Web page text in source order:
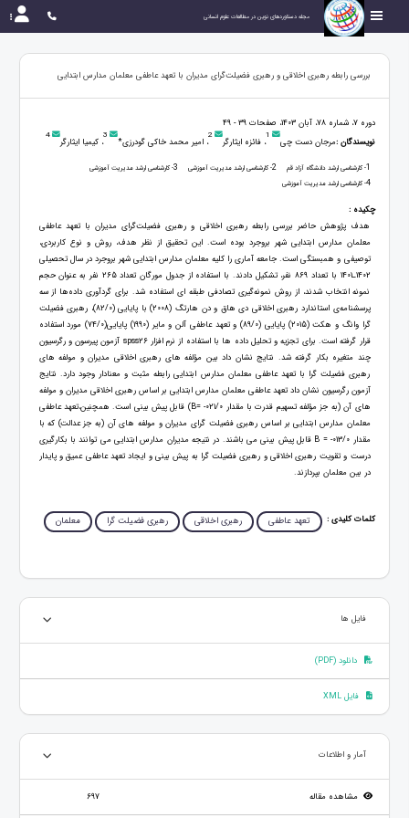
مجله دستاوردهای نوین در مطالعات علوم انسانی
بررسی رابطه رهبری اخلاقی و رهبری فضیلت‌گرای مدیران با تعهد عاطفی معلمان مدارس ابتدایی
دوره 7، شماره 78، آبان 1403، صفحات 39 - 49
نویسندگان :مرجان دست چی 1، فائزه ایثارگر 2، امیر محمد خاکی گودرزی* 3، کیمیا ایثارگر 4
1- کارشناسی ارشد دانشگاه آزاد قم 2- کارشناسی ارشد مدیریت آموزشی 3- کارشناسی ارشد مدیریت آموزشی
4- کارشناسی ارشد مدیریت آموزشی
چکیده :
هدف پژوهش حاضر بررسی رابطه رهبری اخلاقی و رهبری فضیلت‌گرای مدیران با تعهد عاطفی
معلمان مدارس ابتدایی شهر بروجرد بوده است. این تحقیق از نظر هدف، روش و نوع کاربردی،
توصیفی و همبستگی است. جامعه آماری را کلیه معلمان مدارس ابتدایی شهر بروجرد در سال تحصیلی
1402ـ1401 با تعداد 869 نفر، تشکیل دادند. با استفاده از جدول مورگان تعداد 265 نفر به عنوان حجم
نمونه انتخاب شدند، از روش نمونه‌گیری تصادفی طبقه ای استفاده شد. برای گردآوری داده‌ها از سه
پرسشنامه‌ی استاندارد رهبری اخلاقی دی هاق و دن هارتگ (2008) با پایایی (82/0)، رهبری فضیلت
گرا وانگ و هکت (2015) پایایی (89/0) و تعهد عاطفی آلن و مایر (1990) پایایی(74/0) مورد استفاده
قرار گرفته است. برای تجزیه و تحلیل داده ها با استفاده از نرم افزار spss26 آزمون پیرسون و رگرسیون
چند متغیره بکار گرفته شد. نتایج نشان داد بین مؤلفه های رهبری اخلاقی مدیران و مولفه های
رهبری فضیلت گرا با تعهد عاطفی معلمان مدارس ابتدایی رابطه مثبت و معنادار وجود دارد. نتایج
آزمون رگرسیون نشان داد تعهد عاطفی معلمان مدارس ابتدایی بر اساس رهبری اخلاقی مدیران و مولفه
های آن (به جز مؤلفه تسهیم قدرت با مقدار 021/0- =B) قابل پیش بینی است. همچنین،تعهد عاطفی
معلمان مدارس ابتدایی بر اساس رهبری فضیلت گرای مدیران و مولفه های آن (به جز عدالت) که با
مقدار 013/0- = B قابل پیش بینی می باشند. در نتیجه مدیران مدارس ابتدایی می توانند با بکارگیری
درست و تقویت رهبری اخلاقی و رهبری فضیلت گرا به پیش بینی و ایجاد تعهد عاطفی عمیق و پایدار
در بین معلمان بپردازند.
کلمات کلیدی : تعهد عاطفی رهبری اخلاقی رهبری فضیلت گرا معلمان
فایل ها
دانلود (PDF)
فایل XML
آمار و اطلاعات
مشاهده مقاله 697